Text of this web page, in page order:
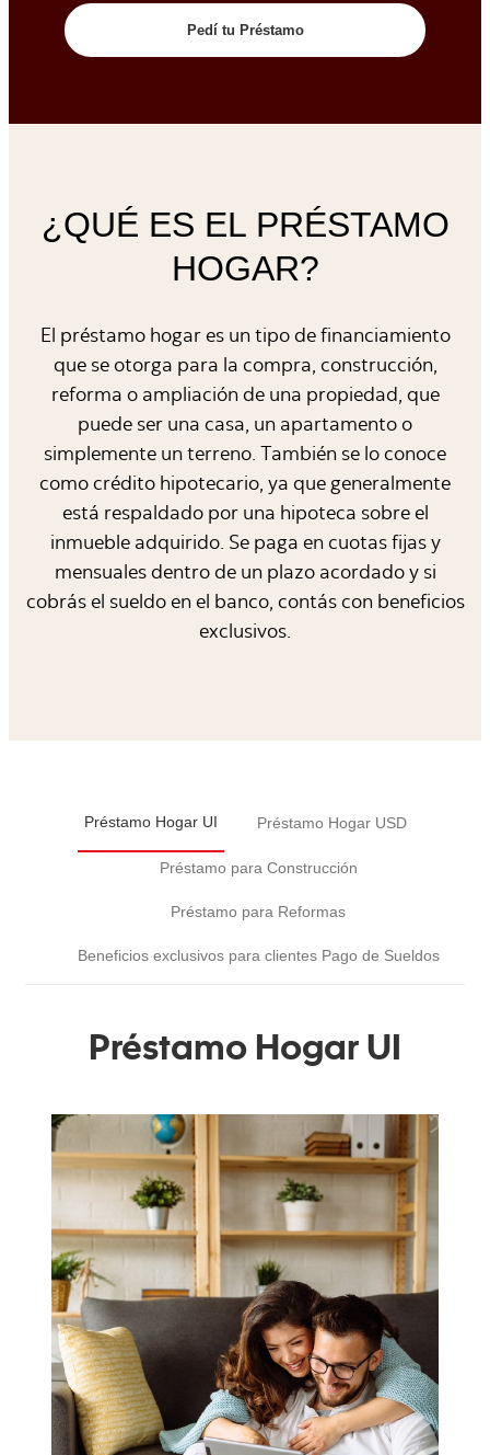
Pedí tu Préstamo
¿QUÉ ES EL PRÉSTAMO
HOGAR?
El préstamo hogar es un tipo de financiamiento
que se otorga para la compra, construcción,
reforma o ampliación de una propiedad, que
puede ser una casa, un apartamento o
simplemente un terreno. También se lo conoce
como crédito hipotecario, ya que generalmente
está respaldado por una hipoteca sobre el
inmueble adquirido. Se paga en cuotas fijas y
mensuales dentro de un plazo acordado y si
cobrás el sueldo en el banco, contás con beneficios
exclusivos.
Préstamo Hogar UI Préstamo Hogar USD
Préstamo para Construcción
Préstamo para Reformas
Beneficios exclusivos para clientes Pago de Sueldos
Préstamo Hogar UI